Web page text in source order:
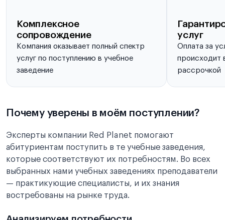
Комплексное
сопровождение
Компания оказывает полный спектр
услуг по поступлению в учебное
заведение
услуг
Оплата за
происходит
рассрочкой
Почему уверены в моём поступлении?
Эксперты компании Red Planet помогают
абитуриентам поступить в те учебные заведения,
которые соответствуют их потребностям. Во всех
выбранных нами учебных заведениях преподаватели
— практикующие специалисты, и их знания
востребованы на рынке труда.